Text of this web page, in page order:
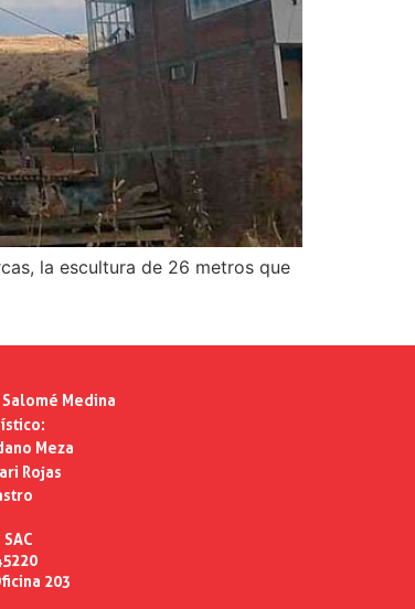
la escultura de 26 metros que
Medina
Meza
Rojas
203